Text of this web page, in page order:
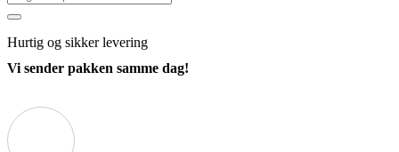
Hurtig og sikker levering
Vi sender pakken samme dag!